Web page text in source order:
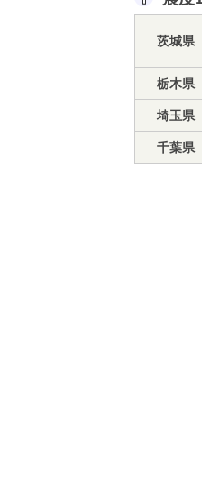
茨城県
栃木県
埼玉県
千葉県